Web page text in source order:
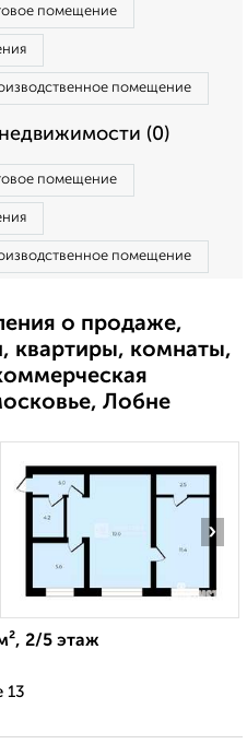
помещение
помещение
(0)
помещение
помещение
о продаже,
квартиры, комнаты,
Лобне
›
2/5 этаж
13